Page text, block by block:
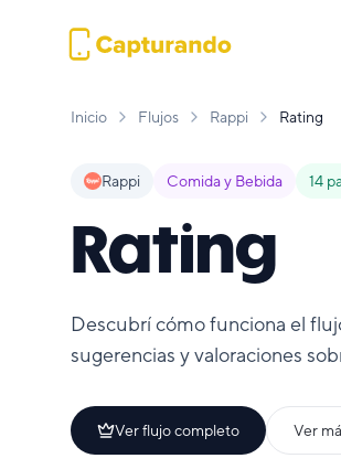
Inicio Flujos Rappi Rating
Rappi Comida y Bebida 14
Rating
Descubrí cómo funciona el
sugerencias y valoraciones
Ver flujo completo Ver